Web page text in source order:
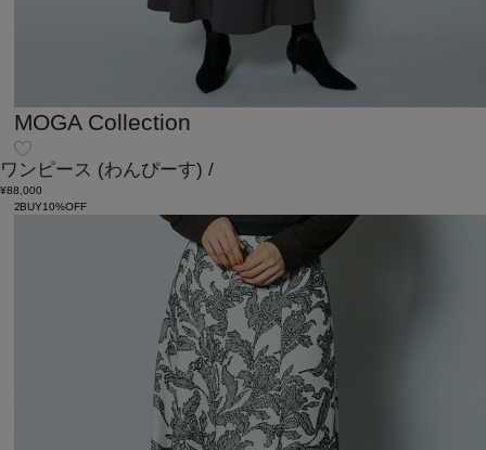
MOGA Collection
ワンピース (わんぴーす) /
¥88,000
2BUY10%OFF